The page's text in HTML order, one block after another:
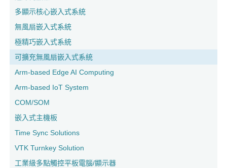
多顯示核心嵌入式系統
無風扇嵌入式系統
極精巧嵌入式系統
可擴充無風扇嵌入式系統
Arm-based Edge AI Computing
Arm-based IoT System
COM/SOM
嵌入式主機板
Time Sync Solutions
VTK Turnkey Solution
工業級多點觸控平板電腦/顯示器